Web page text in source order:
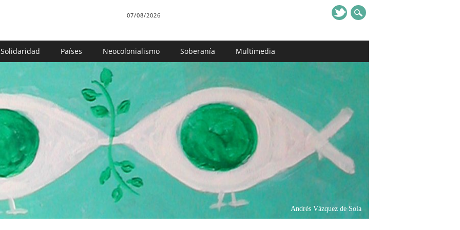
07/08/2026
Solidaridad Países Neocolonialismo Soberanía Multimedia
Andrés Vázquez de Sola